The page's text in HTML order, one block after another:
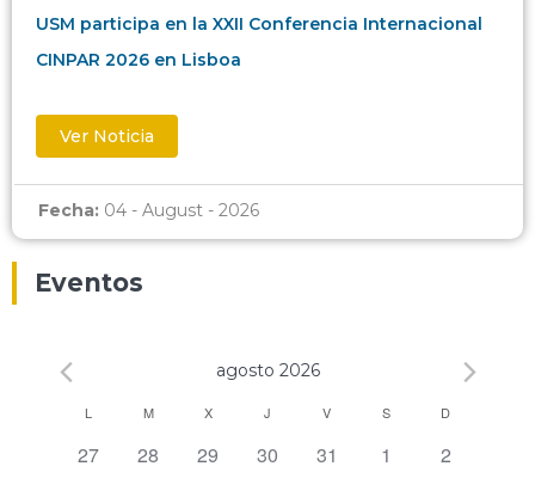
USM participa en la XXII Conferencia Internacional
CINPAR 2026 en Lisboa
Ver Noticia
Fecha: 04 - August - 2026
Eventos
agosto 2026
Calendario
de
L M X J V S D
0 eventos,
27 0 eventos,
28 0 eventos,
29 0 eventos,
30 0 eventos,
31 0 eventos,
1 0 eventos,
2